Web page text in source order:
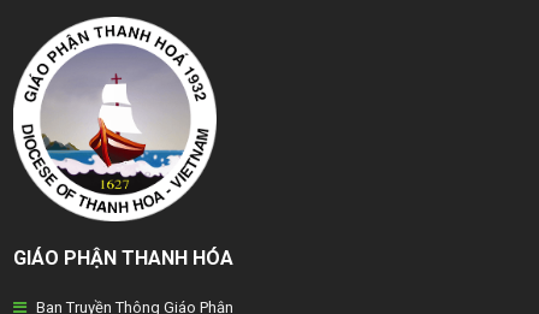
TỔNG GIÁO PHẬN HÀ NỘI
GIÁO PHẬN HẢI PHÒNG
TỔNG GIÁO PHẬN HUẾ
GIÁO PHẬN HƯNG HOÁ
GIÁO PHẬN KON TUM
GIÁO PHẬN LẠNG SƠN
GIÁO PHẬN THANH HÓA
Ban Truyền Thông Giáo Phận